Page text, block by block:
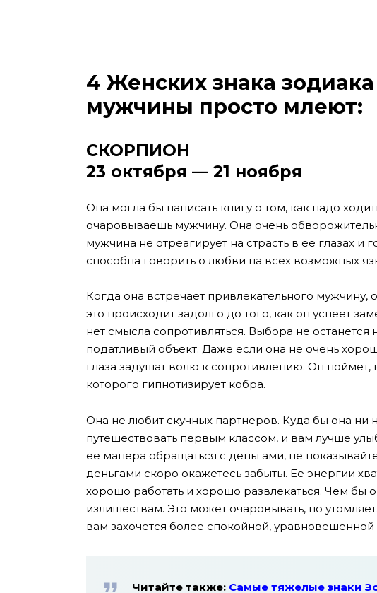
4 Женских знака
мужчины просто млеют:
СКОРПИОН
23 октября — 21 ноября
Она могла бы написать книгу о том, как надо
очаровываешь мужчину. Она очень
мужчина не отреагирует на страсть в ее глазах и
способна говорить о любви на всех возможных
Когда она встречает привлекательного мужчину,
это происходит задолго до того, как он успеет
нет смысла сопротивляться. Выбора не
податливый объект. Даже если она не очень
глаза задушат волю к сопротивлению. Он поймет,
которого гипнотизирует кобра.
Она не любит скучных партнеров. Куда бы она ни
путешествовать первым классом, и вам лучше
ее манера обращаться с деньгами, не
деньгами скоро окажетесь забыты. Ее энергии
хорошо работать и хорошо развлекаться. Чем бы
излишествам. Это может очаровывать, но
вам захочется более спокойной, уравновешенной
Читайте также: Самые тяжелые знаки